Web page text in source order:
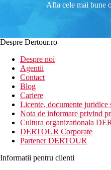
Afla cele mai bune
Despre Dertour.ro
Despre noi
Agentii
Contact
Blog
Cariere
Licente, documente juridice
Nota de informare privind
Cultura organizationala
DERTOUR Corporate
Partener DERTOUR
Informatii pentru clienti